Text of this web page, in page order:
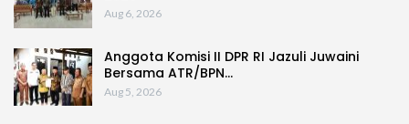
Aug 6, 2026
Anggota Komisi II DPR RI Jazuli Juwaini
Bersama ATR/BPN…
Aug 5, 2026